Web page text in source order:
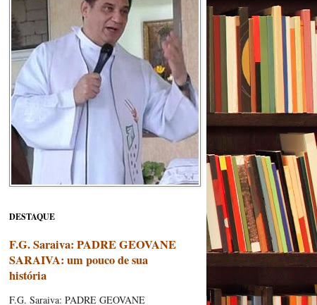
DESTAQUE
F.G. Saraiva: PADRE GEOVANE
SARAIVA: um pouco de sua
história
F.G. Saraiva: PADRE GEOVANE